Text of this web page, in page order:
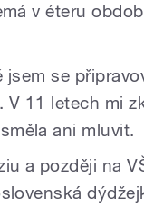
v éteru
se
11 letech mi
ani mluvit.
a později na